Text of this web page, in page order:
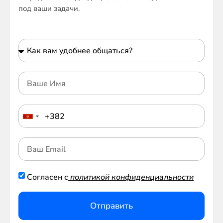
под ваши задачи.
Согласен с политикой конфиденциальности
Отправить